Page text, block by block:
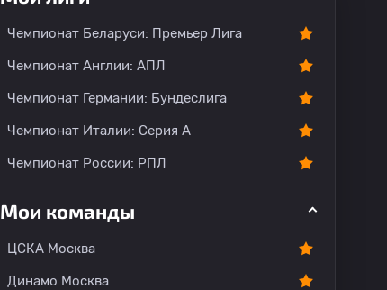
Чемпионат Беларуси: Премьер Лига
Чемпионат Англии: АПЛ
Чемпионат Германии: Бундеслига
Чемпионат Италии: Серия А
Чемпионат России: РПЛ
Мои команды
ЦСКА Москва
Динамо Москва